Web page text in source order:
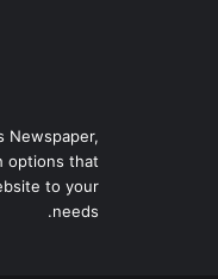
Newspaper,
options that
to your
needs.